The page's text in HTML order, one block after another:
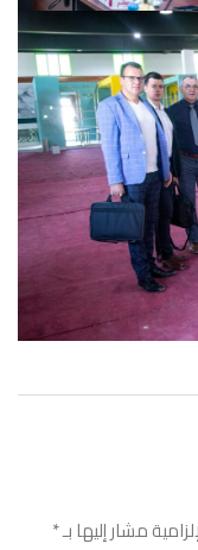
مشار إليها بـ*